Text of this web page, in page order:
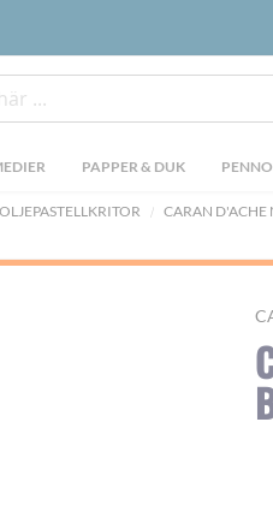
PAPPER & DUK
CARAN D'ACHE